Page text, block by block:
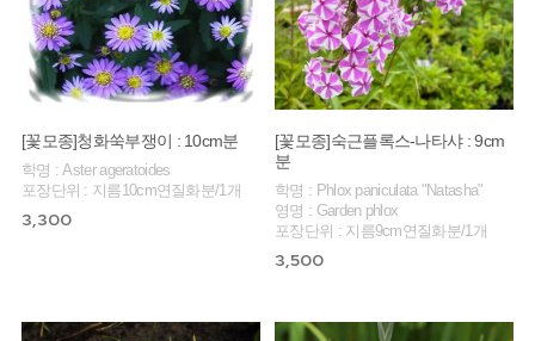
[꽃모종]청화쑥부쟁이 : 10cm분
학명 : Aster ageratoides
포장단위 : 지름10cm연질화분/1개
3,300
[꽃모종]숙근플록스-나타샤 : 9cm
분
학명 : Phlox paniculata "Natasha"
영명 : Garden phlox
포장단위 : 지름9cm연질화분/1개
3,500